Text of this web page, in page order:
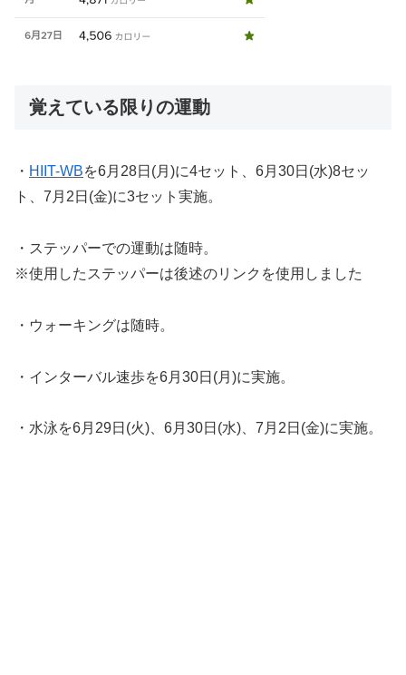
覚えている限りの運動
・ HIIT-WBを6月28日(月)に4セット、6月30日(水)8セッ
ト、7月2日(金)に3セット実施。
・ステッパーでの運動は随時。
※使用したステッパーは後述のリンクを使用しました
・ウォーキングは随時。
・インターバル速歩を6月30日(月)に実施。
・水泳を6月29日(火)、6月30日(水)、7月2日(金)に実施。